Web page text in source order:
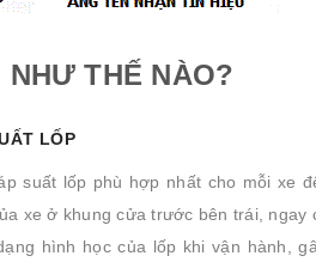
THẾ NÀO?
LỐP
suất lốp phù hợp nhất cho mỗi xe
xe ở khung cửa trước bên trái, ngay
hình học của lốp khi vận hành,